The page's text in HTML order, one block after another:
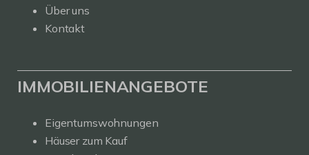
Über uns
Kontakt
IMMOBILIENANGEBOTE
Eigentumswohnungen
Häuser zum Kauf